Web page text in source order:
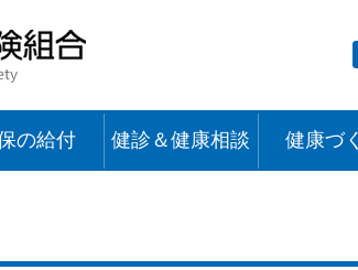
の給付 健診＆健康相談 健康づ